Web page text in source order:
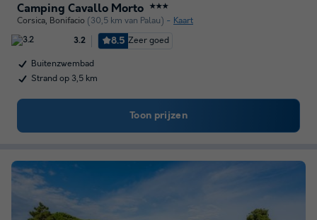
Camping Cavallo Morto ★★★
Corsica, Bonifacio (30,5 km van Palau) Kaart
3.2 8.5 Zeer goed
Buitenzwembad
Strand op 3,5 km
Toon prijzen